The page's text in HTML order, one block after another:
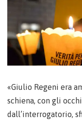
«Giulio Regeni era
schiena, con gli
dall’interrogatorio,